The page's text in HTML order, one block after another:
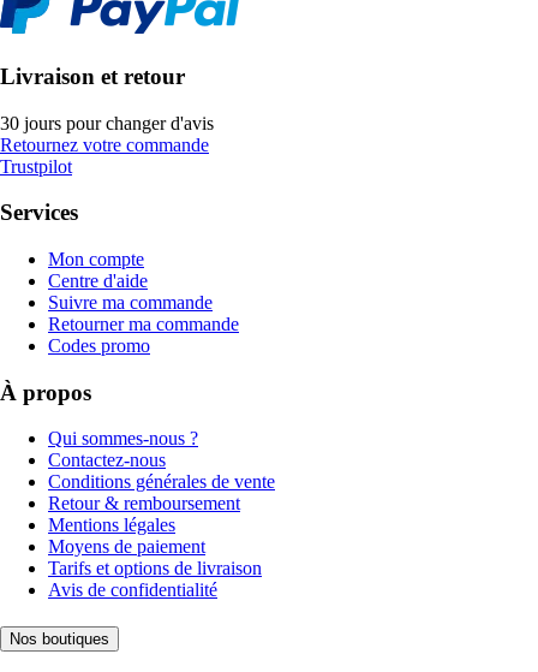
Livraison et retour
30 jours pour changer d'avis
Retournez votre commande
Trustpilot
Services
Mon compte
Centre d'aide
Suivre ma commande
Retourner ma commande
Codes promo
À propos
Qui sommes-nous ?
Contactez-nous
Conditions générales de vente
Retour & remboursement
Mentions légales
Moyens de paiement
Tarifs et options de livraison
Avis de confidentialité
Nos boutiques